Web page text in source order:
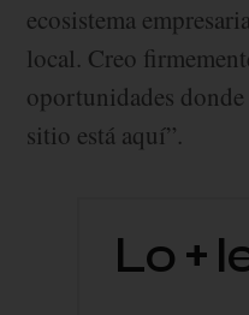
ecosistema
local. Creo
oportunidades
sitio está aquí”.
Lo +